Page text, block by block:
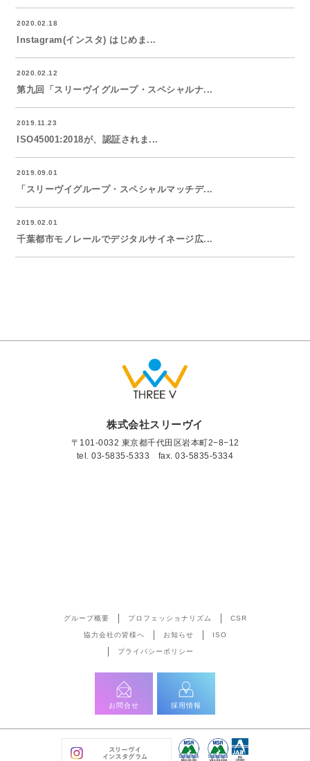
2020.02.18
Instagram(インスタ) はじめま...
2020.02.12
第九回「スリーヴイグループ・スペシャルナ...
2019.11.23
ISO45001:2018が、認証されま...
2019.09.01
「スリーヴイグループ・スペシャルマッチデ...
2019.02.01
千葉都市モノレールでデジタルサイネージ広...
株式会社スリーヴイ
〒101-0032 東京都千代田区岩本町2−8−12
tel.03-5835-5333 fax. 03-5835-5334
協力会社の皆様へ お知らせ ISO
グループ概要 プロフェッショナリズム CSR
プライバシーポリシー
お問合せ 採用情報